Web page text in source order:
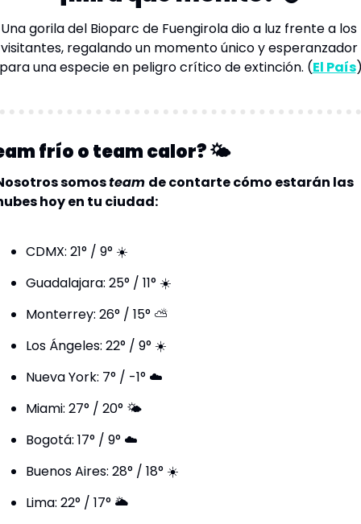
Una gorila del Bioparc de Fuengirola dio a luz frente a los
visitantes, regalando un momento único y esperanzador
una especie en peligro crítico de extinción. (El País
frío o team calor? 🌤️
somos team de contarte cómo estarán las
hoy en tu ciudad:
CDMX: 21° / 9° ☀️
Guadalajara: 25° / 11° ☀️
Monterrey: 26° / 15° ⛅️
Los Ángeles: 22° / 9° ☀️
Nueva York: 7° / -1° ☁️
Miami: 27° / 20° 🌤️
Bogotá: 17° / 9° ☁️
Buenos Aires: 28° / 18° ☀️
Lima: 22° / 17° 🌥️